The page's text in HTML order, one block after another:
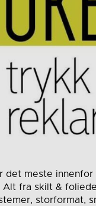
det meste innenfor
Alt fra skilt &
storformat,